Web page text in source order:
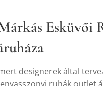
Esküvői
designerek által